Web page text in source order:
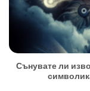
Сънувате ли